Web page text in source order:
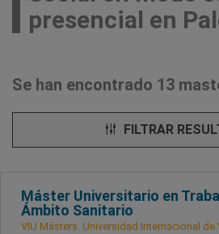
presencial en
Se han encontrado 13
FILTRAR
Máster Universitario en
Ámbito Sanitario
VIU Másters. Universidad Internacional de